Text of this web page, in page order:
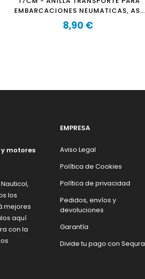
EMBARCACIONES NEUMATICAS, ASA
DE REMOLQUE - NEGRO
Precio
8,90 €
motores
los
mejores
aquí
con la
EMPRESA
Aviso Legal
Política de Cookies
Política de privacidad
Pedidos, envíos y
devoluciones
Garantía
Divide tu pago con Sequra